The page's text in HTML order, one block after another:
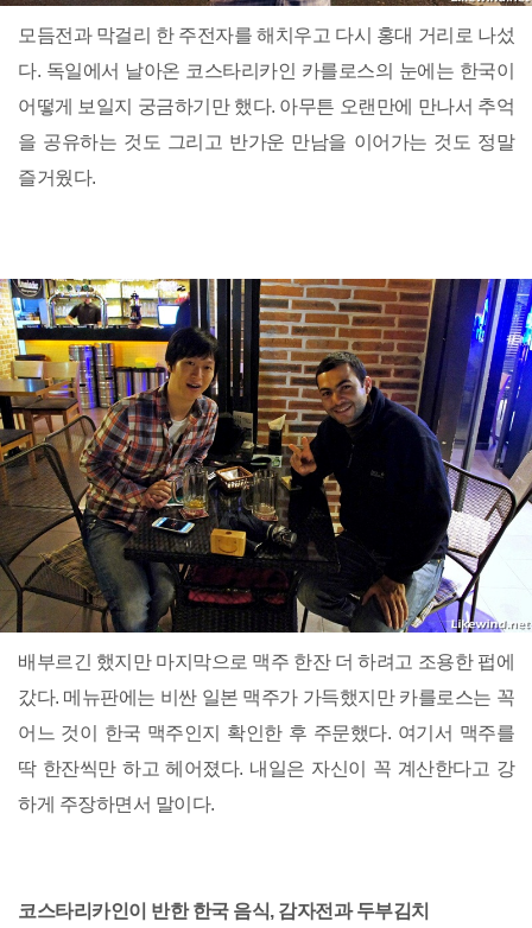
모듬전과 막걸리 한 주전자를 해치우고 다시 홍대 거리로 나섰
다. 독일에서 날아온 코스타리카인 카를로스의 눈에는 한국이
어떻게 보일지 궁금하기만 했다. 아무튼 오랜만에 만나서 추억
을 공유하는 것도 그리고 반가운 만남을 이어가는 것도 정말
즐거웠다.
배부르긴 했지만 마지막으로 맥주 한잔 더 하려고 조용한 펍에
갔다. 메뉴판에는 비싼 일본 맥주가 가득했지만 카를로스는 꼭
어느 것이 한국 맥주인지 확인한 후 주문했다. 여기서 맥주를
딱 한잔씩만 하고 헤어졌다. 내일은 자신이 꼭 계산한다고 강
하게 주장하면서 말이다.
코스타리카인이 반한 한국 음식, 감자전과 두부김치